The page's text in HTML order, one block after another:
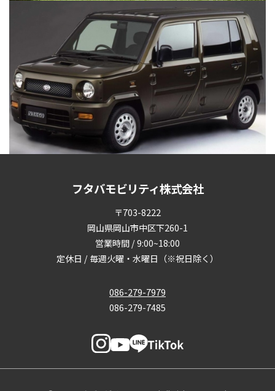
フタバモビリティ株式会社
〒703-8222
岡山県岡山市中区下260-1
営業時間 / 9:00~18:00
定休日 / 毎週火曜・水曜日（※祝日除く）
086-279-7979
086-279-7485